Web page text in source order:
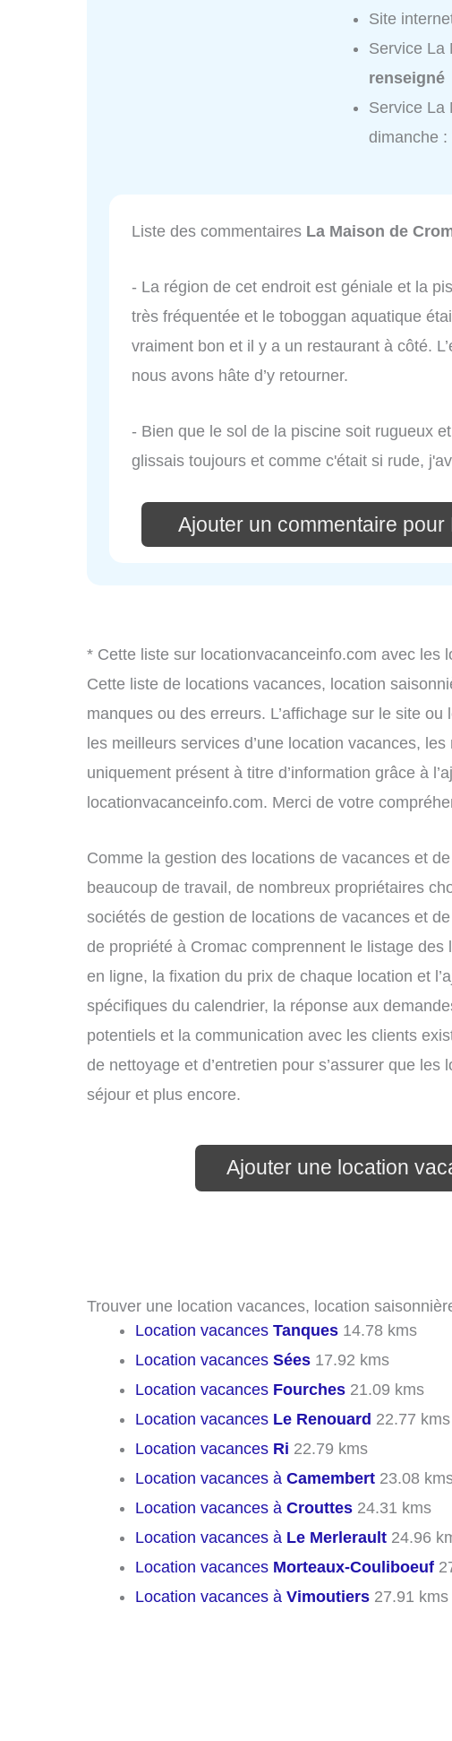
Site
Service La
renseigné
Service La
dimanche :
Liste des commentaires La Maison de
- La région de cet endroit est géniale et la
très fréquentée et le toboggan aquatique
vraiment bon et il y a un restaurant à côté.
nous avons hâte d’y retourner.
- Bien que le sol de la piscine soit rugueux
glissais toujours et comme c'était si rude,
Ajouter un commentaire
* Cette liste sur locationvacanceinfo.com avec les
Cette liste de locations vacances, location
manques ou des erreurs. L’affichage sur le site
les meilleurs services d’une location vacances,
uniquement présent à titre d’information grâce à
locationvacanceinfo.com. Merci de votre
Comme la gestion des locations de vacances et
beaucoup de travail, de nombreux propriétaires
sociétés de gestion de locations de vacances et
de propriété à Cromac comprennent le listage
en ligne, la fixation du prix de chaque location et
spécifiques du calendrier, la réponse aux
potentiels et la communication avec les clients
de nettoyage et d’entretien pour s’assurer que
séjour et plus encore.
Ajouter une location
Trouver une location vacances, location
Location vacances Tanques 14.78 kms
Location vacances Sées 17.92 kms
Location vacances Fourches 21.09 kms
Location vacances Le Renouard 22.77 kms
Location vacances Ri 22.79 kms
Location vacances à Camembert 23.08
Location vacances à Crouttes 24.31 kms
Location vacances à Le Merlerault 24.96
Location vacances Morteaux-Couliboeuf
Location vacances à Vimoutiers 27.91 kms